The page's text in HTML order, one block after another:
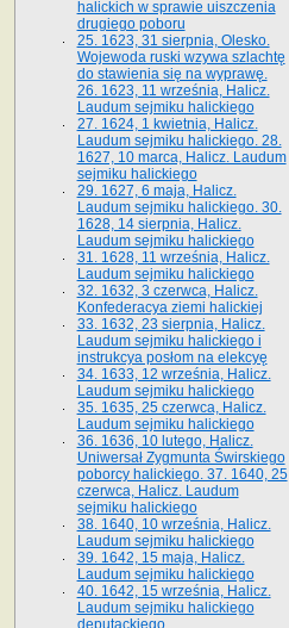
halickich w sprawie uiszczenia
drugiego poboru
25. 1623, 31 sierpnia, Olesko.
Wojewoda ruski wzywa szlachtę
do stawienia się na wyprawę.
26. 1623, 11 września, Halicz.
Laudum sejmiku halickiego
27. 1624, 1 kwietnia, Halicz.
Laudum sejmiku halickiego. 28.
1627, 10 marca, Halicz. Laudum
sejmiku halickiego
29. 1627, 6 maja, Halicz.
Laudum sejmiku halickiego. 30.
1628, 14 sierpnia, Halicz.
Laudum sejmiku halickiego
31. 1628, 11 września, Halicz.
Laudum sejmiku halickiego
32. 1632, 3 czerwca, Halicz.
Konfederacya ziemi halickiej
33. 1632, 23 sierpnia, Halicz.
Laudum sejmiku halickiego i
instrukcya posłom na elekcyę
34. 1633, 12 września, Halicz.
Laudum sejmiku halickiego
35. 1635, 25 czerwca, Halicz.
Laudum sejmiku halickiego
36. 1636, 10 lutego, Halicz.
Uniwersał Zygmunta Świrskiego
poborcy halickiego. 37. 1640, 25
czerwca, Halicz. Laudum
sejmiku halickiego
38. 1640, 10 września, Halicz.
Laudum sejmiku halickiego
39. 1642, 15 maja, Halicz.
Laudum sejmiku halickiego
40. 1642, 15 września, Halicz.
Laudum sejmiku halickiego
deputackiego